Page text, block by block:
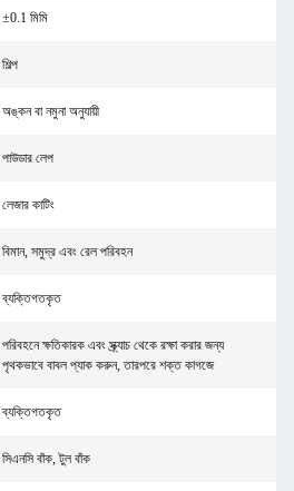
±0.1 মিমি
শিল্প
অঙ্কন বা নমুনা অনুযায়ী
পাউডার লেপ
লেজার কাটিং
বিমান, সমুদ্র এবং রেল পরিবহন
ব্যক্তিগতকৃত
পরিবহনে ক্ষতিকারক এবং স্ক্র্যাচ থেকে রক্ষা করার জন্য
পৃথকভাবে বাবল প্যাক করুন, তারপরে শক্ত কাগজে
ব্যক্তিগতকৃত
সিএনসি বাঁক, টুল বাঁক